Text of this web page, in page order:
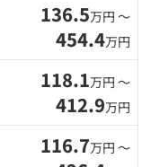
136.5万円 〜
454.4万円
118.1万円 〜
412.9万円
116.7万円 〜